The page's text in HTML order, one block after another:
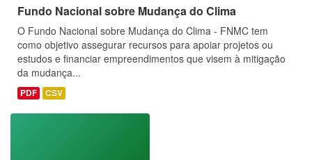
Fundo Nacional sobre Mudança do Clima
O Fundo Nacional sobre Mudança do Clima - FNMC tem
como objetivo assegurar recursos para apoiar projetos ou
estudos e financiar empreendimentos que visem à mitigação
da mudança...
PDF CSV